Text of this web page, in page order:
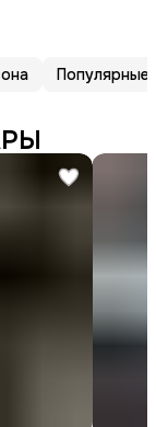
Популярные